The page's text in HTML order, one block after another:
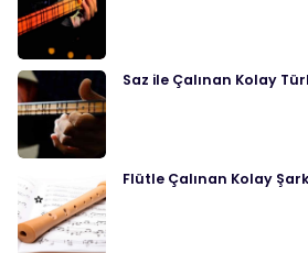
Saz ile Çalınan Kolay
Flütle Çalınan Kolay